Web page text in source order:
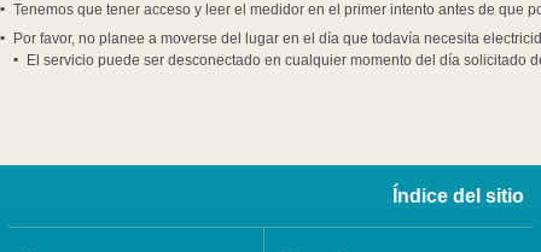
Tenemos que tener acceso y leer el medidor en el primer intento antes de que
Por favor, no planee a moverse del lugar en el día que todavía necesita
El servicio puede ser desconectado en cualquier momento del día solicitado
Índice del sitio